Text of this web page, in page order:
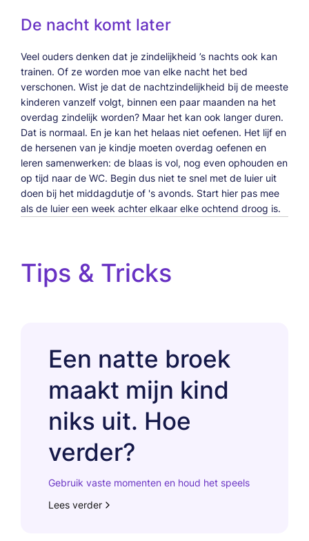
De nacht komt later
Veel ouders denken dat je zindelijkheid ’s nachts ook kan
trainen. Of ze worden moe van elke nacht het bed
verschonen. Wist je dat de nachtzindelijkheid bij de meeste
kinderen vanzelf volgt, binnen een paar maanden na het
overdag zindelijk worden? Maar het kan ook langer duren.
Dat is normaal. En je kan het helaas niet oefenen. Het lijf en
de hersenen van je kindje moeten overdag oefenen en
leren samenwerken: de blaas is vol, nog even ophouden en
op tijd naar de WC. Begin dus niet te snel met de luier uit
doen bij het middagdutje of 's avonds. Start hier pas mee
als de luier een week achter elkaar elke ochtend droog is.
Tips & Tricks
Een natte broek
maakt mijn kind
niks uit. Hoe
verder?
Gebruik vaste momenten en houd het speels
Lees verder